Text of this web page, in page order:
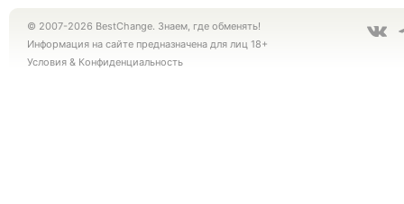
© 2007-2026 BestChange. Знаем, где обменять!
Информация на сайте предназначена для лиц 18+
Условия & Конфиденциальность